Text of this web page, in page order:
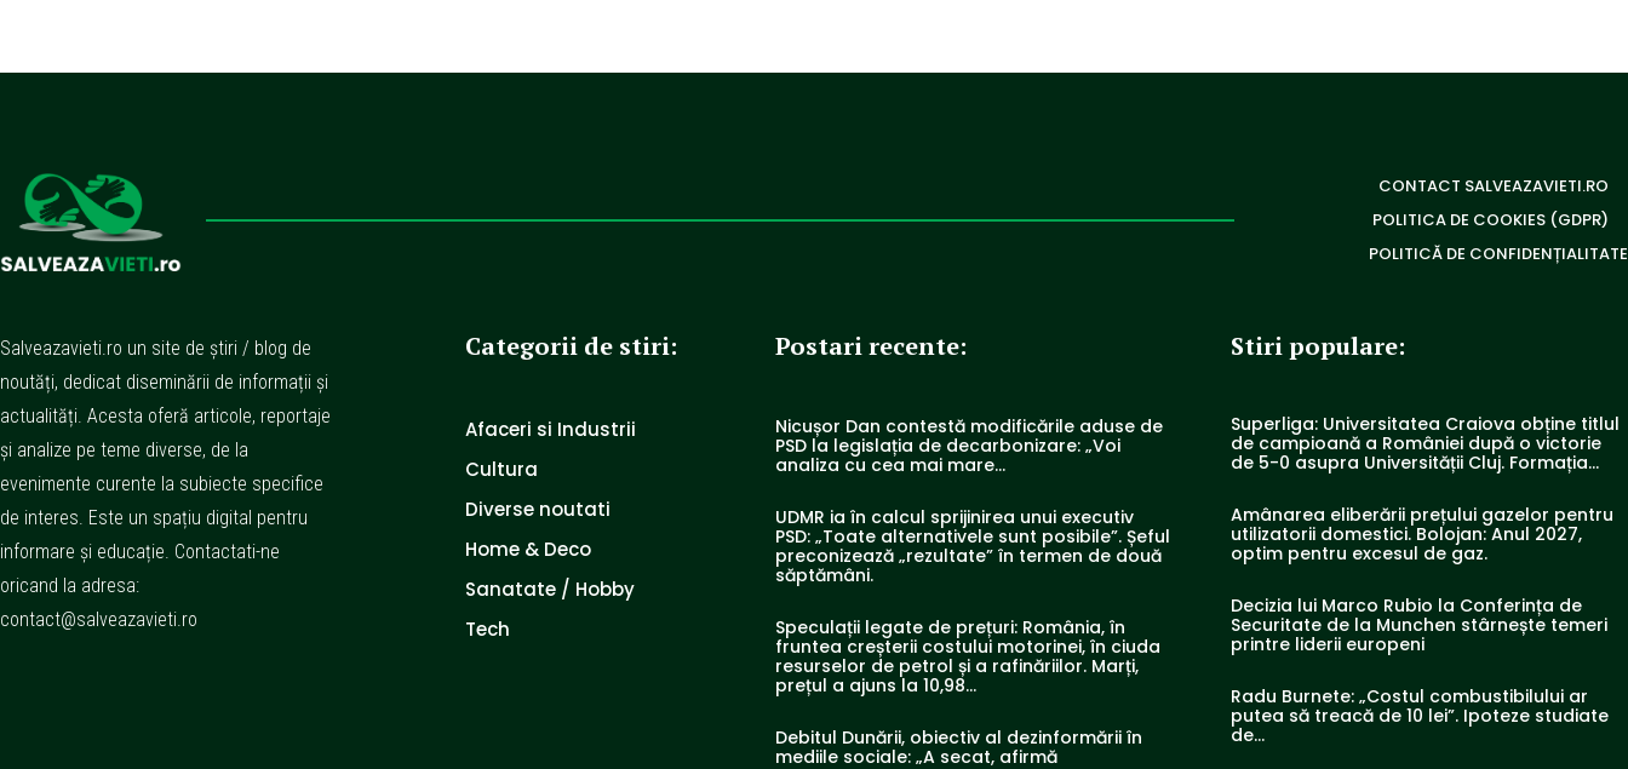
CONTACT SALVEAZAVIETI.RO
POLITICA DE COOKIES (GDPR)
POLITICĂ DE CONFIDENȚIALITATE
Salveazavieti.ro un site de știri / blog de
noutăți, dedicat diseminării de informații și
actualități. Acesta oferă articole, reportaje
și analize pe teme diverse, de la
evenimente curente la subiecte specifice
de interes. Este un spațiu digital pentru
informare și educație. Contactati-ne
oricand la adresa:
contact@salveazavieti.ro
Categorii de stiri:
Afaceri si Industrii
Cultura
Diverse noutati
Home & Deco
Sanatate / Hobby
Tech
Postari recente:
Nicușor Dan contestă modificările aduse de
PSD la legislația de decarbonizare: „Voi
analiza cu cea mai mare…
UDMR ia în calcul sprijinirea unui executiv
PSD: „Toate alternativele sunt posibile”. Șeful
preconizează „rezultate” în termen de două
săptămâni.
Speculații legate de prețuri: România, în
fruntea creșterii costului motorinei, în ciuda
resurselor de petrol și a rafinăriilor. Marți,
prețul a ajuns la 10,98...
Debitul Dunării, obiectiv al dezinformării în
mediile sociale: „A secat, afirmă
Stiri populare:
Superliga: Universitatea Craiova obține titlul
de campioană a României după o victorie
de 5-0 asupra Universității Cluj. Formația…
Amânarea eliberării prețului gazelor pentru
utilizatorii domestici. Bolojan: Anul 2027,
optim pentru excesul de gaz.
Decizia lui Marco Rubio la Conferința de
Securitate de la Munchen stârnește temeri
printre liderii europeni
Radu Burnete: „Costul combustibilului ar
putea să treacă de 10 lei”. Ipoteze studiate
de…